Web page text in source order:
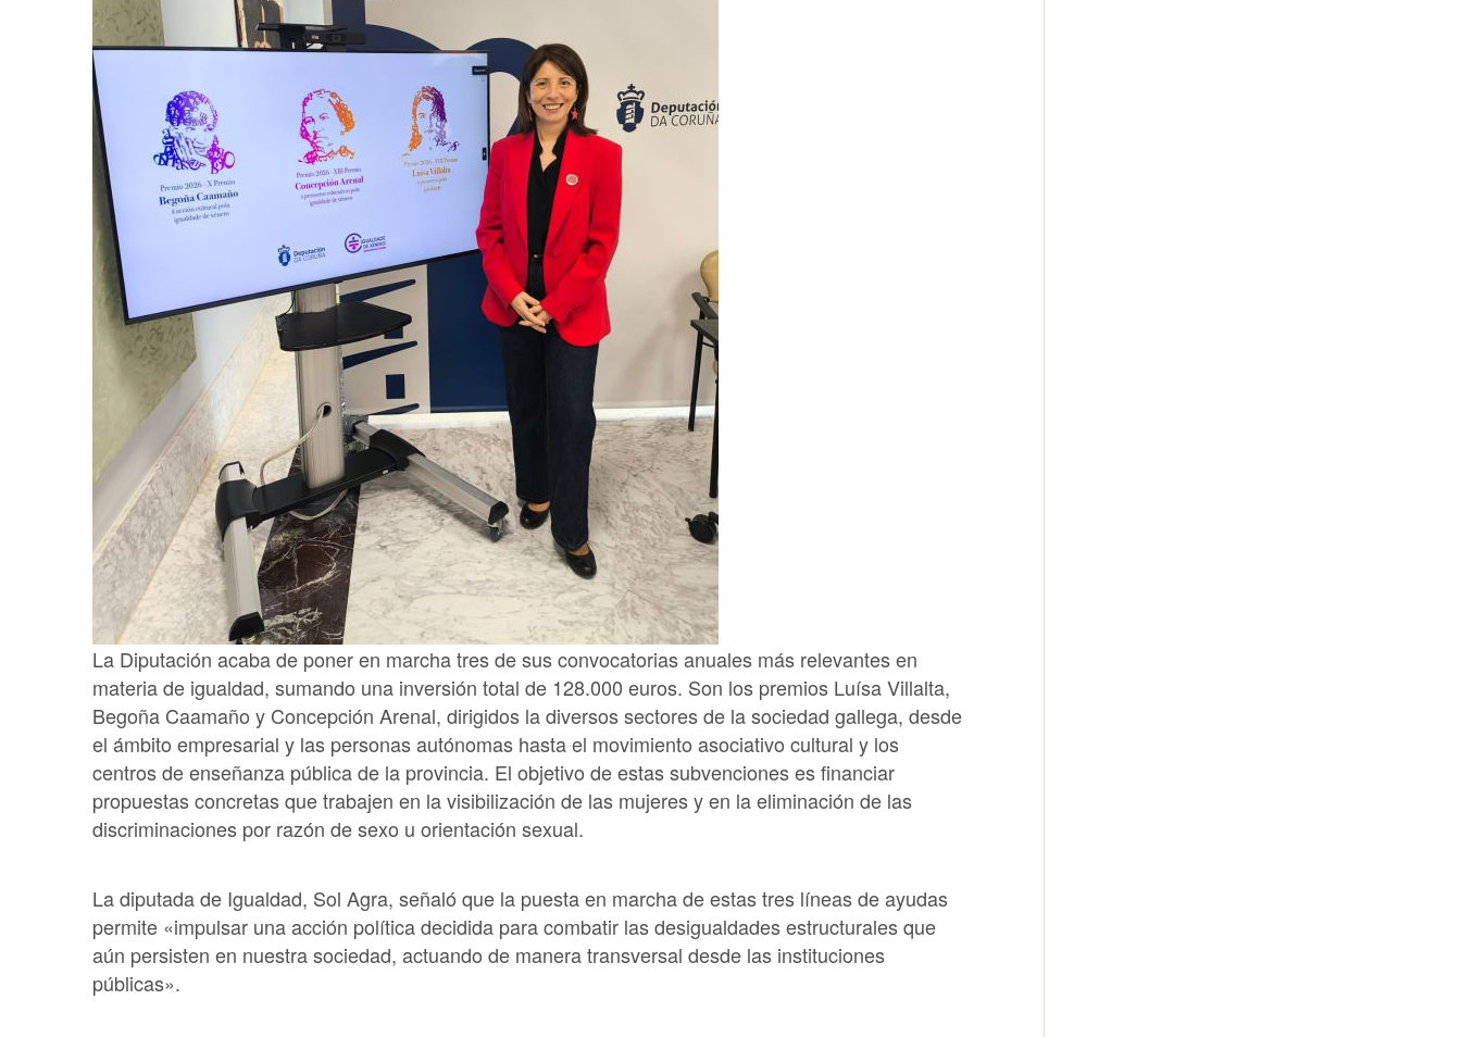
La Diputación acaba de poner en marcha tres de sus convocatorias anuales más relevantes en
materia de igualdad, sumando una inversión total de 128.000 euros. Son los premios Luísa Villalta,
Begoña Caamaño y Concepción Arenal, dirigidos la diversos sectores de la sociedad gallega, desde
el ámbito empresarial y las personas autónomas hasta el movimiento asociativo cultural y los
centros de enseñanza pública de la provincia. El objetivo de estas subvenciones es financiar
propuestas concretas que trabajen en la visibilización de las mujeres y en la eliminación de las
discriminaciones por razón de sexo u orientación sexual.
La diputada de Igualdad, Sol Agra, señaló que la puesta en marcha de estas tres líneas de ayudas
permite «impulsar una acción política decidida para combatir las desigualdades estructurales que
aún persisten en nuestra sociedad, actuando de manera transversal desde las instituciones
públicas».